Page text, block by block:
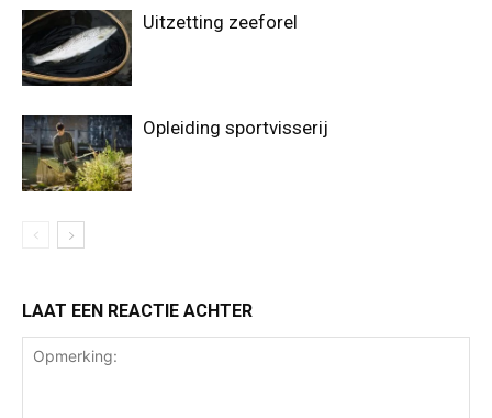
Uitzetting zeeforel
Opleiding sportvisserij
LAAT EEN REACTIE ACHTER